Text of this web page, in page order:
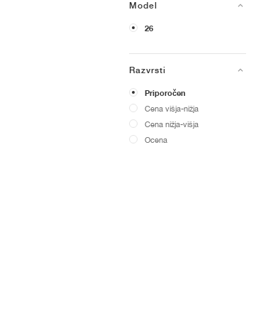
Model
26
Razvrsti
Priporočen
Cena višja-nižja
Cena nižja-višja
Ocena